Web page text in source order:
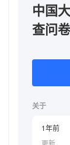
中国
查问卷
关于
1年前
更新